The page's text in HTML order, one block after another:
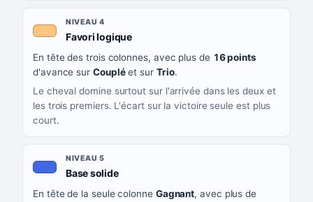
NIVEAU 4
Favori logique, couleur orange clair
En tête des trois colonnes, avec plus de 16 points
d'avance sur Coupléet sur Trio.
Le cheval domine surtout sur l'arrivée dans les deux et
les trois premiers. L'écart sur la victoire seule est plus
court.
NIVEAU 5
Base solide, couleur bleu roi
En tête de la seule colonne Gagnant, avec plus de